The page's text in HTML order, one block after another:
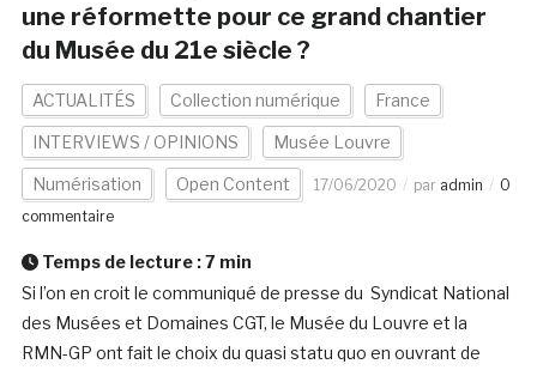
une réformette pour ce grand chantier
du Musée du 21e siècle ?
ACTUALITÉS Collection numérique France
INTERVIEWS / OPINIONS Musée Louvre
Numérisation Open Content 17/06/2020 par admin
0
commentaire
Temps de lecture :7 min
Si l’on en croit le communiqué de presse du Syndicat National
des Musées et Domaines CGT, le Musée du Louvre et la
RMN-GP ont fait le choix du quasi statu quo en ouvrant de